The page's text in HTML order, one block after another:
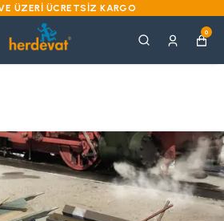
ÜZERI ÜCRETSIZ KARGO
0